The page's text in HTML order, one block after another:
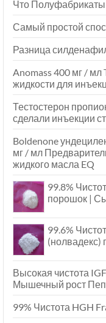
Что Полуфабрикаты
Самый простой
Разница
Anomass 400 мг / мл
жидкости для
Тестостерон
сделали инъекции
Boldenone
мг / мл
жидкого масла EQ
99.8%
порошок |
99.6%
(нолвадекс)
Высокая чистота
Мышечный рост
99% Чистота HGH